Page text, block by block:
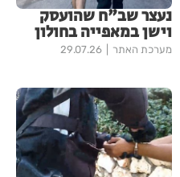
נעצר שב"ח שהועסק
וישן במאפייה בחולון
מערכת האתר 29.07.26